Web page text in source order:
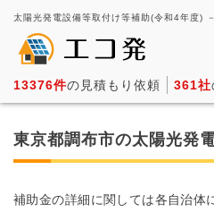
13376件の見積もり依頼 361社
東京都調布市の太陽光発
補助金の詳細に関しては各自治体